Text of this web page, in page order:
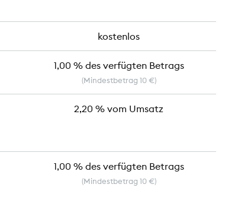
kostenlos
1,00 % des verfügten Betrags
(Mindestbetrag 10 €)
2,20 % vom Umsatz
1,00 % des verfügten Betrags
(Mindestbetrag 10 €)